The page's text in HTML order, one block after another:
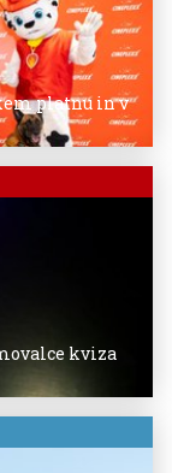
platnu in v
kviza